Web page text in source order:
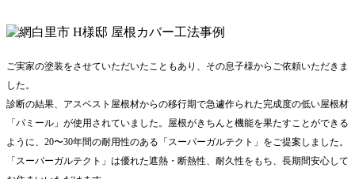
ご実家の塗装をさせていただいたこともあり、その息子様からご依頼いただきま
した。
診断の結果、アスベスト屋根材からの移行期で急遽作られた完成度の低い屋根材
「パミール」が使用されていました。屋根がきちんと機能を果たすことができる
ように、20〜30年間の耐用性のある「スーパーガルテクト」をご提案しました。
「スーパーガルテクト」は優れた遮熱・断熱性、耐久性をもち、長期間安心して